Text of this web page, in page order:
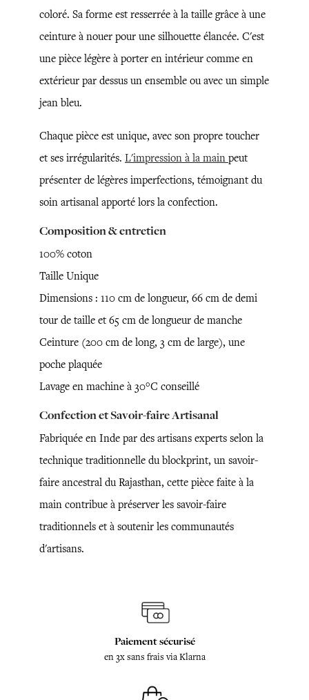
coloré. Sa forme est resserrée à la taille grâce à une
ceinture à nouer pour une silhouette élancée. C'est
une pièce légère à porter en intérieur comme en
extérieur par dessus un ensemble ou avec un simple
jean bleu.
Chaque pièce est unique, avec son propre toucher
et ses irrégularités. L'impression à la main peut
présenter de légères imperfections, témoignant du
soin artisanal apporté lors la confection.
Composition & entretien
100% coton
Taille Unique
Dimensions : 110 cm de longueur, 66 cm de demi
tour de taille et 65 cm de longueur de manche
Ceinture (200 cm de long, 3 cm de large), une
poche plaquée
Lavage en machine à 30°C conseillé
Confection et Savoir-faire Artisanal
Fabriquée en Inde par des artisans experts selon la
technique traditionnelle du blockprint, un savoir-
faire ancestral du Rajasthan, cette pièce faite à la
main contribue à préserver les savoir-faire
traditionnels et à soutenir les communautés
d'artisans.
Paiement sécurisé
en 3x sans frais via Klarna